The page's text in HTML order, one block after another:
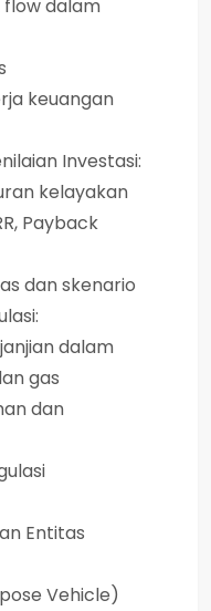
flow dalam
keuangan
Investasi:
kelayakan
Payback
dan skenario
dalam
gas
dan
Entitas
Vehicle)